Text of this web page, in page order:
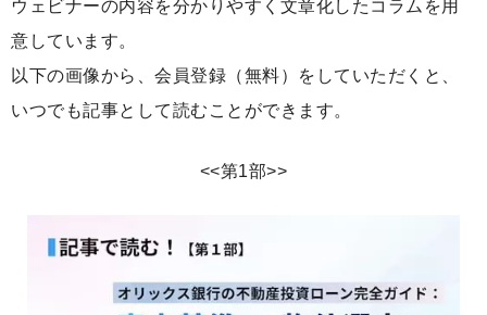
ウェビナーの内容を分かりやすく文章化したコラムを用
意しています。
以下の画像から、会員登録（無料）をしていただくと、
いつでも記事として読むことができます。
<<第1部>>